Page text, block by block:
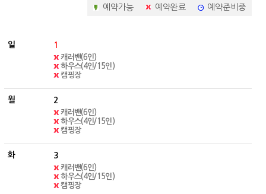
예약가능 예약완료 예약준비중
1
캐러밴(6인)
하우스(4인/15인)
캠핑장
2
캐러밴(6인)
하우스(4인/15인)
캠핑장
3
캐러밴(6인)
하우스(4인/15인)
캠핑장